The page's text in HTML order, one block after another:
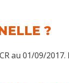
?
au 01/09/